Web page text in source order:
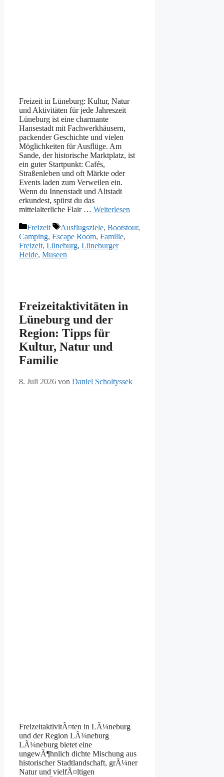
Freizeit in Lüneburg: Kultur, Natur
und Aktivitäten für jede Jahreszeit
Lüneburg ist eine charmante
Hansestadt mit Fachwerkhäusern,
packender Geschichte und vielen
Möglichkeiten für Ausflüge. Am
Sande, der historische Marktplatz, ist
ein guter Startpunkt: Cafés,
Straßenleben und oft Märkte oder
Events laden zum Verweilen ein.
Wenn du Innenstadt und Altstadt
erkundest, spürst du das
mittelalterliche Flair … Weiterlesen
Kategorien
Freizeit Schlagwörter
Ausflugsziele, Bootstour,
Camping, Escape Room, Familie,
Freizeit, Lüneburg, Lüneburger
Heide, Museen
Freizeitaktivitäten in
Lüneburg und der
Region: Tipps für
Kultur, Natur und
Familie
8. Juli 2026 von Daniel Scholtyssek
FreizeitaktivitÃ¤ten in LÃ¼neburg
und der Region LÃ¼neburg
LÃ¼neburg bietet eine
ungewÃ¶hnlich dichte Mischung aus
historischer Stadtlandschaft, grÃ¼ner
Natur und vielfÃ¤ltigen